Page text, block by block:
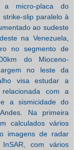
micro-placa do
slip paralelo à
ao sudeste
na Venezuela,
no segmento de
do Mioceno-
no leste da
visa estudar a
relacionada com a
a sismicidade do
Na primeira
calculados vários
imagens de radar
com vários